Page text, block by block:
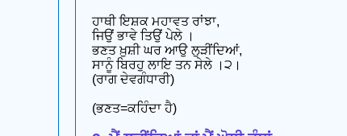
ਹਾਥੀ ਇਸ਼ਕ ਮਹਾਵਤ ਰਾਂਝਾ,
ਜਿਉਂ ਭਾਵੇ ਤਿਉਂ ਪੇਲੇ ।
ਭਣਤ ਖ਼ੁਸ਼ੀ ਘਰ ਆਉ ਲੁੜੀਂਦਿਆਂ,
ਸਾਨੂੰ ਬਿਰਹੁ ਲਾਇ ਤਨ ਸੇਲੇ ।੨।
(ਰਾਗ ਦੇਵਗੰਧਾਰੀ)
(ਭਣਤ=ਕਹਿੰਦਾ ਹੈ)